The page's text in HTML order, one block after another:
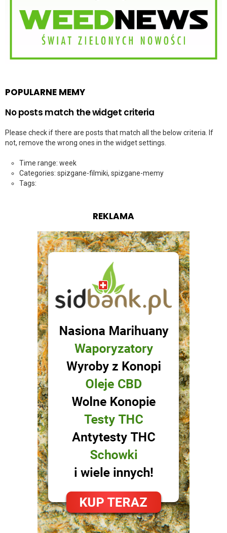
POPULARNE MEMY
No posts match the widget criteria
Please check if there are posts that match all the below criteria. If
not, remove the wrong ones in the widget settings.
Time range: week
Categories: spizgane-filmiki, spizgane-memy
Tags:
REKLAMA